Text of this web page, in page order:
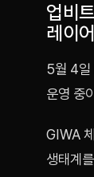
업비
레이
5월 4일
운영 중
GIWA
생태계